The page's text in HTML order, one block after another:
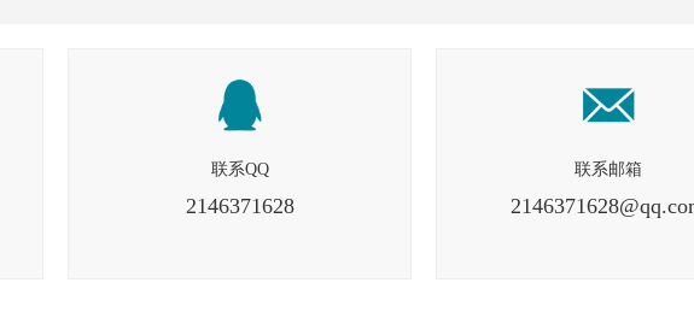
联系QQ
2146371628
联系邮箱